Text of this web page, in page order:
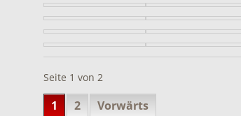
Seite 1 von 2
1 2 Vorwärts